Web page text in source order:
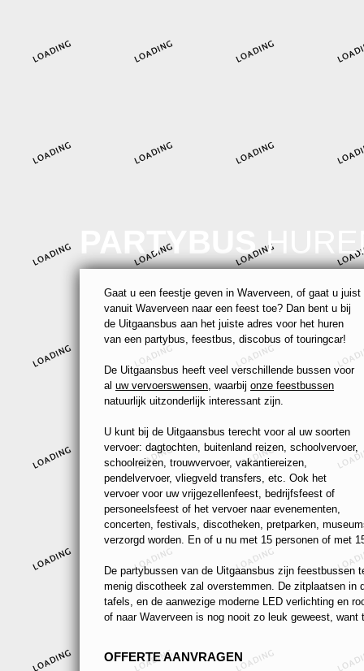
PARTYBUS
Gaat u een feestje geven in Waverveen, of gaat u juist
vanuit Waverveen naar een feest toe? Dan bent u bij
de Uitgaansbus aan het juiste adres voor het huren
van een partybus, feestbus, discobus of touringcar!
De Uitgaansbus heeft veel verschillende bussen voor
al uw vervoerswensen, waarbij onze feestbussen
natuurlijk uitzonderlijk interessant zijn.
U kunt bij de Uitgaansbus terecht voor al uw soorten
vervoer: dagtochten, buitenland reizen, schoolvervoer,
schoolreizen, trouwvervoer, vakantiereizen,
pendelvervoer, vliegveld transfers, etc. Ook het
vervoer voor uw vrijgezellenfeest, bedrijfsfeest of
personeelsfeest of het vervoer naar evenementen,
concerten, festivals, discotheken, pretparken,
verzorgd worden. En of u nu met 15 personen of met
De partybussen van de Uitgaansbus zijn feestbussen
menig discotheek zal overstemmen. De zitplaatsen
tafels, en de aanwezige moderne LED verlichting en
of naar Waverveen is nog nooit zo leuk geweest, want
OFFERTE AANVRAGEN